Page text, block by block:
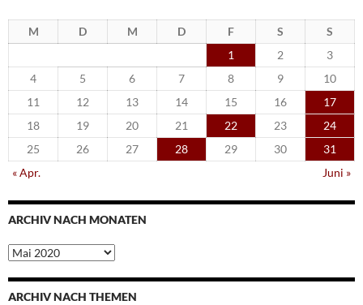
M D M D F S
S
1
2
3
4
5 6 7 8 9
10
11
12 13 14 15 16
17
18
19 20 21 22 23
24
25
26 27 28 29 30
31
« Apr.
Juni »
ARCHIV NACH MONATEN
Archiv
nach
Monaten
ARCHIV NACH THEMEN